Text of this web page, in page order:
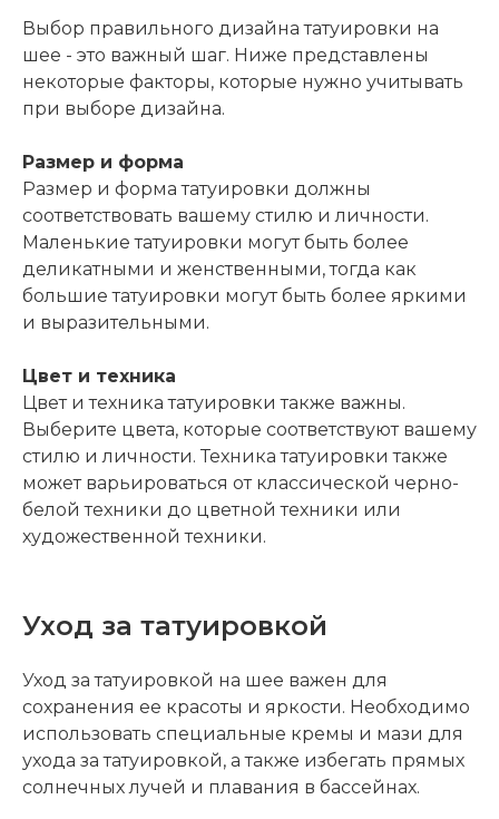
Выбор правильного дизайна татуировки на
шее - это важный шаг. Ниже представлены
некоторые факторы, которые нужно учитывать
при выборе дизайна.
Размер и форма
Размер и форма татуировки должны
соответствовать вашему стилю и личности.
Маленькие татуировки могут быть более
деликатными и женственными, тогда как
большие татуировки могут быть более яркими
и выразительными.
Цвет и техника
Цвет и техника татуировки также важны.
Выберите цвета, которые соответствуют вашему
стилю и личности. Техника татуировки также
может варьироваться от классической черно-
белой техники до цветной техники или
художественной техники.
Уход за татуировкой
Уход за татуировкой на шее важен для
сохранения ее красоты и яркости. Необходимо
использовать специальные кремы и мази для
ухода за татуировкой, а также избегать прямых
солнечных лучей и плавания в бассейнах.